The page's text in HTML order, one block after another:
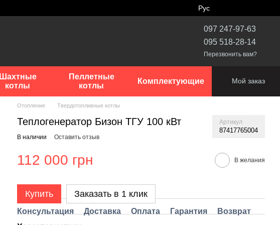
Рус
097 247-97-63
095 518-28-14
Перезвонить вам?
Шахтные
котлы
Пеллетные
котлы
Комплектующие Мой заказ
Отопление Твердотопливные котлы
Теплогенератор Бизон ТГУ 100 кВт Артикул
87417765004
В наличии Оставить отзыв
112 000 грн В желания
Купить Заказать в 1 клик
Консультация Доставка Оплата Гарантия
Возврат